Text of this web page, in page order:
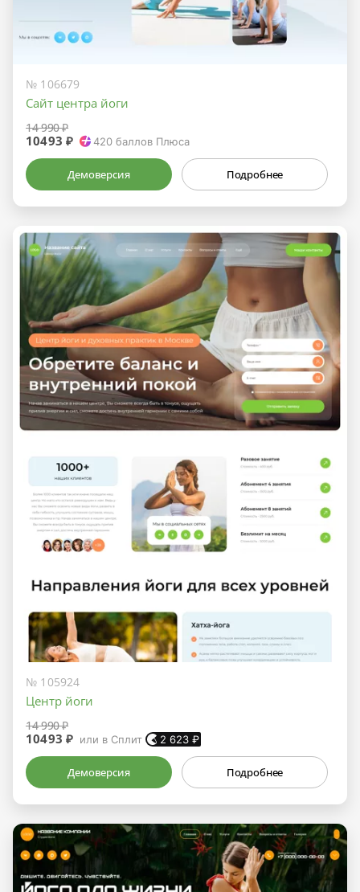
№ 106679
Сайт центра йоги
14 990 ₽
10493 ₽ 420 баллов Плюса
Демоверсия Подробнее
№ 105924
Центр йоги
14 990 ₽
10493 ₽ или в Сплит 2 623 ₽
Демоверсия Подробнее